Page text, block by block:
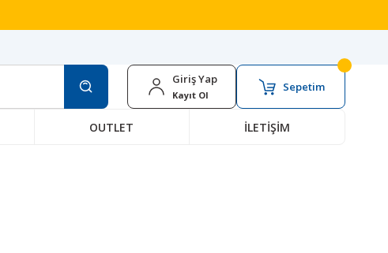
Giriş Yap
Kayıt Ol
Sepetim
OUTLET İLETİŞİM